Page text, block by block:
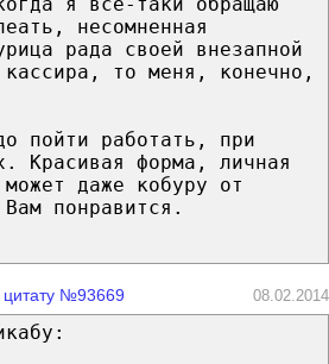
несомненная
рада своей внезапной
кассира, то меня, конечно,
пойти работать, при
Красивая форма, личная
даже кобуру от
понравится.
цитату №93669 08.02.2014